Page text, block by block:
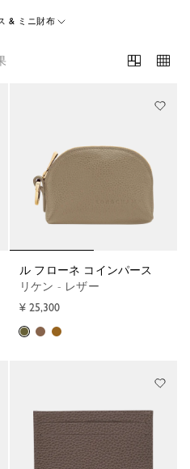
& ミニ財布
ル フローネ コインパース
リケン - レザー
¥ 25,300